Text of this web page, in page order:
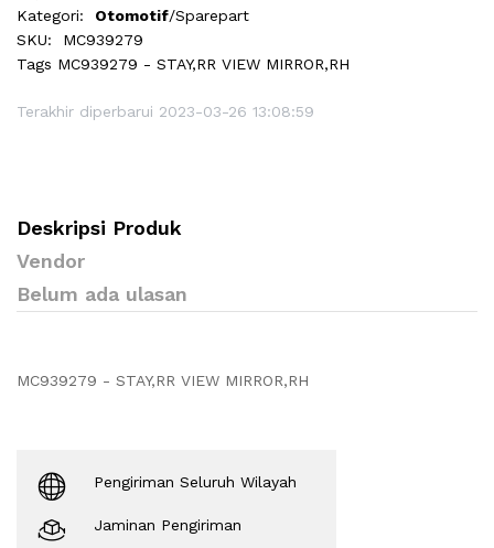
Kategori:
Otomotif/Sparepart
SKU:
MC939279
Tags MC939279 - STAY,RR VIEW MIRROR,RH
Terakhir diperbarui 2023-03-26 13:08:59
Deskripsi Produk
Vendor
Belum ada ulasan
MC939279 - STAY,RR VIEW MIRROR,RH
Pengiriman Seluruh Wilayah
Jaminan Pengiriman